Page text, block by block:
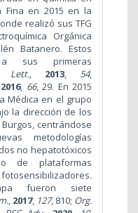
Fina en 2015 en la
realizó sus TFG
Orgánica
Batanero. Estos
sus primeras
Lett., 2013, 54,
2016, 66, 29. En 2015
Médica en el grupo
la dirección de los
Burgos, centrándose
metodologías
no hepatotóxicos
de plataformas
fueron siete
, 2017, 127, 810; Org.